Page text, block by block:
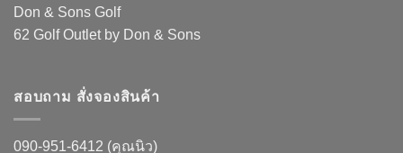
Don & Sons Golf
62 Golf Outlet by Don & Sons
สอบถาม สั่งจองสินค้า
090-951-6412 (คุณนิว)